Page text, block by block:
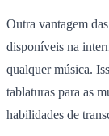
Outra vantagem
disponíveis na
qualquer música.
tablaturas para as
habilidades de